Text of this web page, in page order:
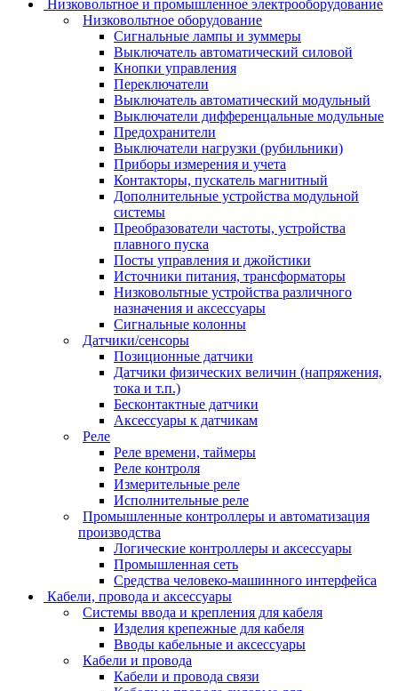
Низковольтное и промышленное электрооборудование
Низковольтное оборудование
Сигнальные лампы и зуммеры
Выключатель автоматический силовой
Кнопки управления
Переключатели
Выключатель автоматический модульный
Выключатели дифференцальные модульные
Предохранители
Выключатели нагрузки (рубильники)
Приборы измерения и учета
Контакторы, пускатель магнитный
Дополнительные устройства модульной
системы
Преобразователи частоты, устройства
плавного пуска
Посты управления и джойстики
Источники питания, трансформаторы
Низковольтные устройства различного
назначения и аксессуары
Сигнальные колонны
Датчики/сенсоры
Позиционные датчики
Датчики физических величин (напряжения,
тока и т.п.)
Бесконтактные датчики
Аксессуары к датчикам
Реле
Реле времени, таймеры
Реле контроля
Измерительные реле
Исполнительные реле
Промышленные контроллеры и автоматизация
производства
Логические контроллеры и аксессуары
Промышленная сеть
Средства человеко-машинного интерфейса
Кабели, провода и аксессуары
Системы ввода и крепления для кабеля
Изделия крепежные для кабеля
Вводы кабельные и аксессуары
Кабели и провода
Кабели и провода связи